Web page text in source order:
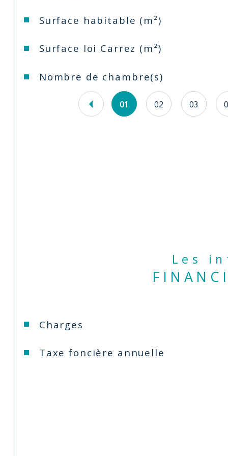
Surface habitable (m²)
Surface loi Carrez (m²)
Nombre de chambre(s)
01 02 03
Les
Charges
Taxe foncière annuelle